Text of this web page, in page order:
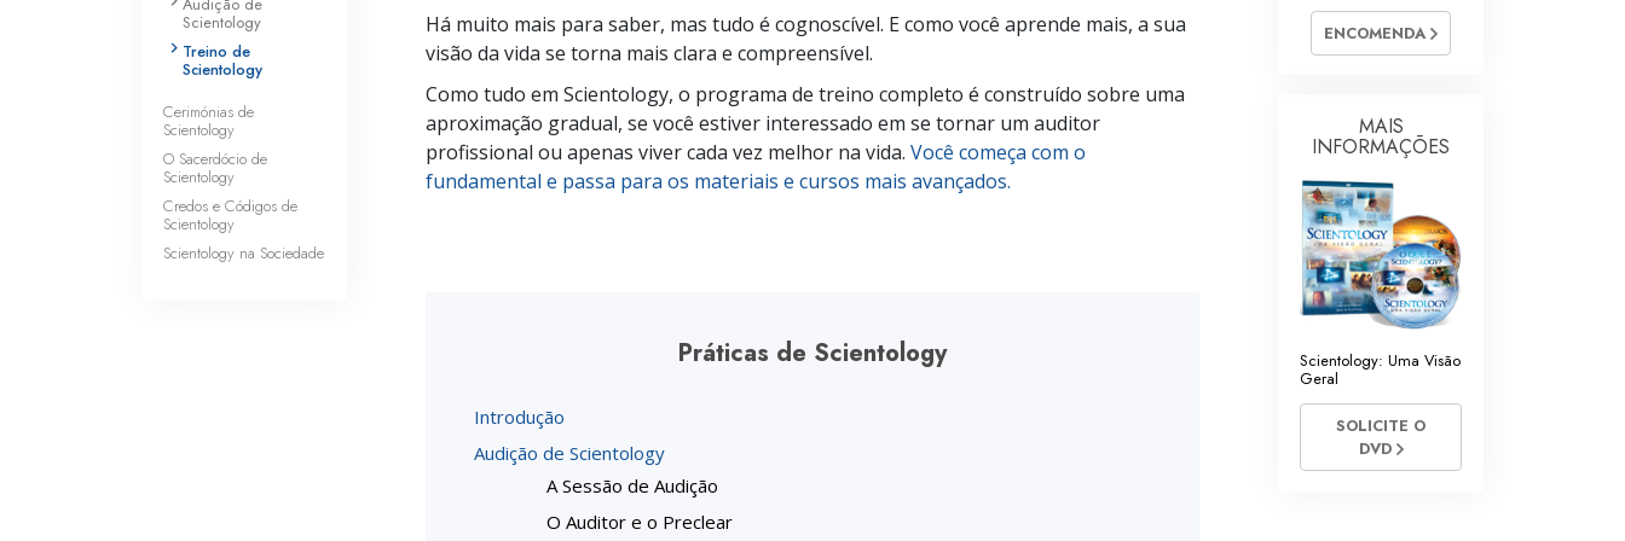
O que é a Grandeza?
Há muito mais para saber, mas tudo é cognoscível. E como você aprende mais, a sua
visão da vida se torna mais clara e compreensível.
Como tudo em Scientology, o programa de treino completo é construído sobre uma
aproximação gradual, se você estiver interessado em se tornar um auditor
profissional ou apenas viver cada vez melhor na vida. Você começa com o
fundamental e passa para os materiais e cursos mais avançados.
Práticas de Scientology
Introdução
Audição de Scientology
A Sessão de Audição
O Auditor e o Preclear
Scientology
Treino de
Scientology
Cerimónias de
Scientology
O Sacerdócio de
Scientology
Credos e Códigos de
Scientology
Scientology na Sociedade
ENCOMENDA
MAIS
INFORMAÇÕES
Scientology: Uma Visão
Geral
SOLICITE O
DVD